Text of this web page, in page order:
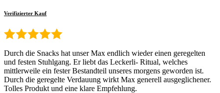
Verifizierter Kauf
Durch die Snacks hat unser Max endlich wieder einen geregelten
und festen Stuhlgang. Er liebt das Leckerli- Ritual, welches
mittlerweile ein fester Bestandteil unseres morgens geworden ist.
Durch die geregelte Verdauung wirkt Max generell ausgeglichener.
Tolles Produkt und eine klare Empfehlung.